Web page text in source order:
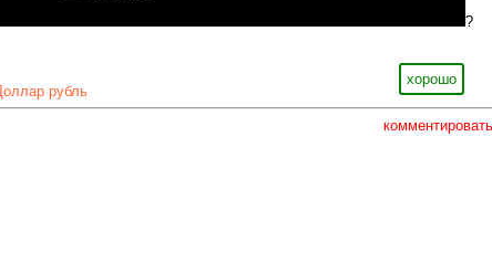
?
хорошо
рубль
комментировать